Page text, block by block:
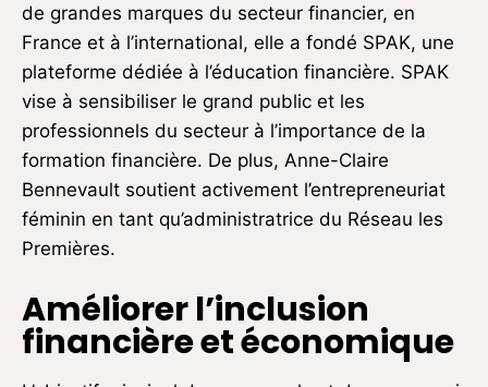
de grandes marques du secteur financier, en
France et à l’international, elle a fondé SPAK, une
plateforme dédiée à l’éducation financière. SPAK
vise à sensibiliser le grand public et les
professionnels du secteur à l’importance de la
formation financière. De plus, Anne-Claire
Bennevault soutient activement l’entrepreneuriat
féminin en tant qu’administratrice du Réseau les
Premières.
Améliorer l’inclusion
financière et économique